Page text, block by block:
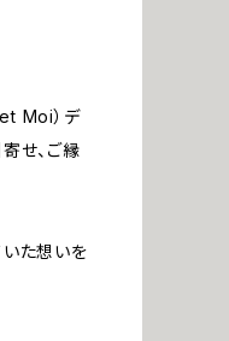
et Moi）デ
せ、ご縁
いた想いを